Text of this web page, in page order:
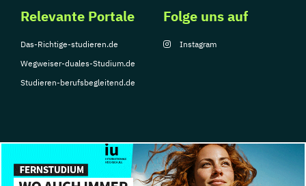
Relevante Portale
Das-Richtige-studieren.de
Wegweiser-duales-Studium.de
Studieren-berufsbegleitend.de
Folge uns auf
Instagram
© Copyright 2026, TarGroup Media GmbH